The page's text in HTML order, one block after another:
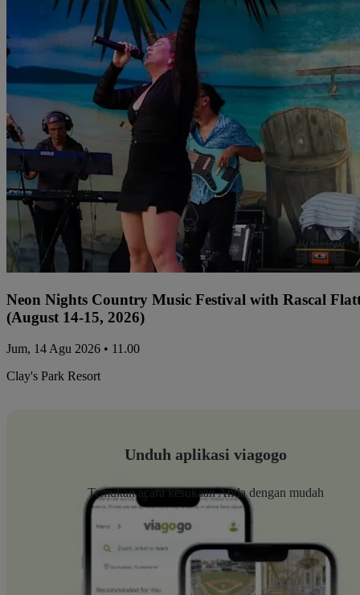
Neon Nights Country Music Festival with Rascal
(August 14-15, 2026)
Jum, 14 Agu 2026 • 11.00
Clay's Park Resort
Unduh aplikasi viagogo
Temukan acara kesukaan Anda dengan mudah